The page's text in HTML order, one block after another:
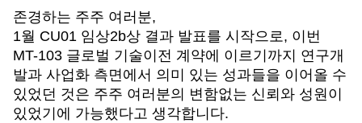
존경하는 주주 여러분,
1월 CU01 임상2b상 결과 발표를 시작으로, 이번
MT-103 글로벌 기술이전 계약에 이르기까지 연구개
발과 사업화 측면에서 의미 있는 성과들을 이어올 수
있었던 것은 주주 여러분의 변함없는 신뢰와 성원이
있었기에 가능했다고 생각합니다.